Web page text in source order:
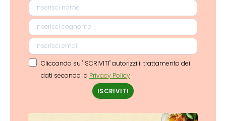
Cliccando su "ISCRIVITI" autorizzi il trattamento dei
dati secondo la Privacy Policy
ISCRIVITI